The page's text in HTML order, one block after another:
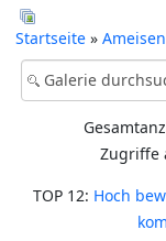
Startseite »
Zugriffe
TOP 12: Hoch